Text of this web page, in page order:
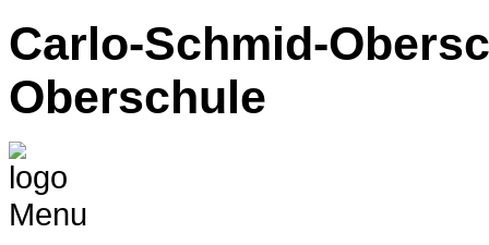
Carlo-Schmid-
Oberschule
Menu